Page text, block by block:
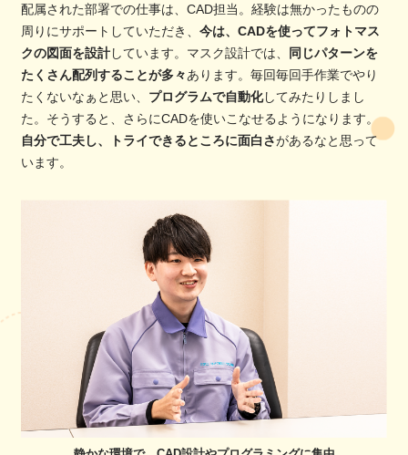
配属された部署での仕事は、CAD担当。経験は無かったものの
周りにサポートしていただき、 今は、CADを使ってフォトマス
クの図面を設計しています。マスク設計では、
同じパターンを
たくさん配列することが多々あります。毎回毎回手作業でやり
たくないなぁと思い、 プログラムで自動化してみたりしまし
た。そうすると、さらにCADを使いこなせるようになります。
自分で工夫し、トライできるところに面白さがあるなと思って
います。